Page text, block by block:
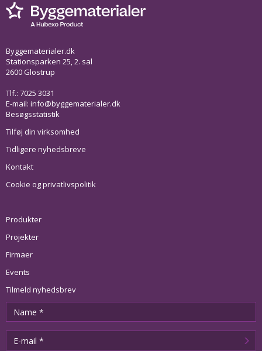
Byggematerialer.dk
Stationsparken 25, 2. sal
2600 Glostrup
Tlf.: 7025 3031
E-mail: info@byggematerialer.dk
Besøgsstatistik
Tilføj din virksomhed
Tidligere nyhedsbreve
Kontakt
Cookie og privatlivspolitik
Produkter
Projekter
Firmaer
Events
Tilmeld nyhedsbrev